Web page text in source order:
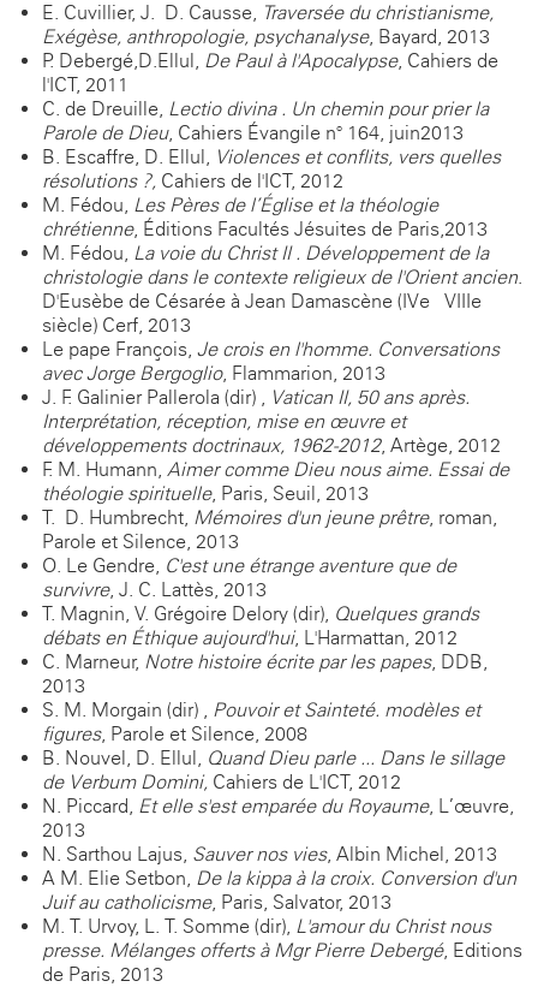
E. Cuvillier, J.- D. Causse, Traversée du christianisme,
Exégèse, anthropologie, psychanalyse, Bayard, 2013
P. Debergé,D.Ellul, De Paul à l'Apocalypse, Cahiers de
l'ICT, 2011
C. de Dreuille, Lectio divina . Un chemin pour prier la
Parole de Dieu, Cahiers Évangile n° 164, juin2013
B. Escaffre, D. Ellul, Violences et conflits, vers quelles
résolutions ?, Cahiers de l'ICT, 2012
M. Fédou, Les Pères de l’Église et la théologie
chrétienne, Éditions Facultés Jésuites de Paris,2013
M. Fédou, La voie du Christ II . Développement de la
christologie dans le contexte religieux de l'Orient ancien.
D'Eusèbe de Césarée à Jean Damascène (IVe - VIIIe
siècle) Cerf, 2013
Le pape François, Je crois en l'homme. Conversations
avec Jorge Bergoglio, Flammarion, 2013
J. F. Galinier-Pallerola (dir) , Vatican II, 50 ans après.
Interprétation, réception, mise en œuvre et
développements doctrinaux, 1962-2012, Artège, 2012
F.-M. Humann, Aimer comme Dieu nous aime. Essai de
théologie spirituelle, Paris, Seuil, 2013
T.- D. Humbrecht, Mémoires d'un jeune prêtre, roman,
Parole et Silence, 2013
O. Le Gendre, C'est une étrange aventure que de
survivre, J. C. Lattès, 2013
T. Magnin, V. Grégoire-Delory (dir), Quelques grands
débats en Éthique aujourd'hui, L'Harmattan, 2012
C. Marneur, Notre histoire écrite par les papes, DDB,
2013
S. M. Morgain (dir) , Pouvoir et Sainteté. modèles et
figures, Parole et Silence, 2008
B. Nouvel, D. Ellul, Quand Dieu parle ... Dans le sillage
de Verbum Domini, Cahiers de L'ICT, 2012
N. Piccard, Et elle s'est emparée du Royaume, L’œuvre,
2013
N. Sarthou-Lajus, Sauver nos vies, Albin Michel, 2013
A-M. Elie Setbon, De la kippa à la croix. Conversion d'un
Juif au catholicisme, Paris, Salvator, 2013
M. T. Urvoy, L. T. Somme (dir), L'amour du Christ nous
presse. Mélanges offerts à Mgr Pierre Debergé, Editions
de Paris, 2013